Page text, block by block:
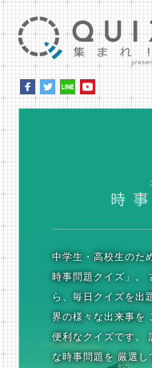
中学生・高校生のた
時事問題クイズ」。
ら、毎日クイズを出題
界の様々な出来事を
便利なクイズです。
な時事問題を 厳選し